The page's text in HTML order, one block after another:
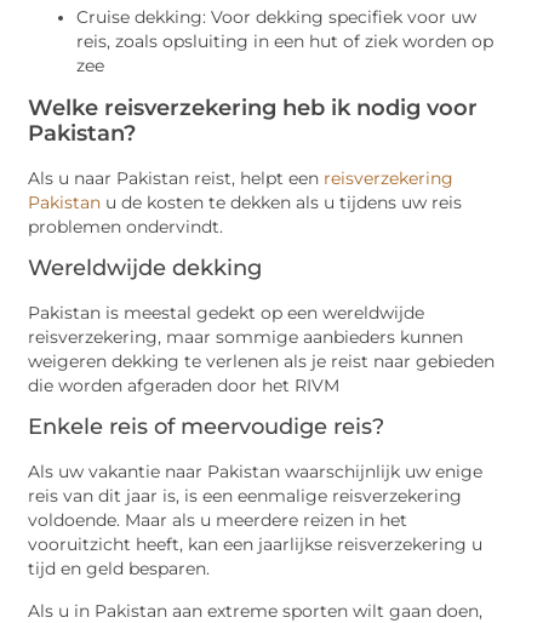
Cruise dekking: Voor dekking specifiek voor uw
reis, zoals opsluiting in een hut of ziek worden op
zee
Welke reisverzekering heb ik nodig voor
Pakistan?
Als u naar Pakistan reist, helpt een reisverzekering
Pakistan u de kosten te dekken als u tijdens uw reis
problemen ondervindt.
Wereldwijde dekking
Pakistan is meestal gedekt op een wereldwijde
reisverzekering, maar sommige aanbieders kunnen
weigeren dekking te verlenen als je reist naar gebieden
die worden afgeraden door het RIVM
Enkele reis of meervoudige reis?
Als uw vakantie naar Pakistan waarschijnlijk uw enige
reis van dit jaar is, is een eenmalige reisverzekering
voldoende. Maar als u meerdere reizen in het
vooruitzicht heeft, kan een jaarlijkse reisverzekering u
tijd en geld besparen.
Als u in Pakistan aan extreme sporten wilt gaan doen,